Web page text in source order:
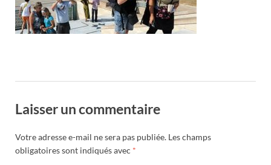
Laisser un commentaire
Votre adresse e-mail ne sera pas publiée. Les champs
obligatoires sont indiqués avec *